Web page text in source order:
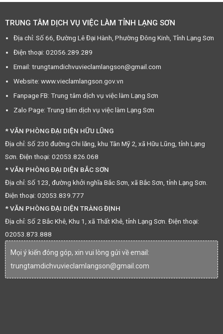
TRUNG TÂM DỊCH VỤ VIỆC LÀM TỈNH LẠNG SƠN
Địa chỉ: Số 66, Đường Lê Đại Hành, Phường Đông Kinh, Tỉnh Lạng Sơn
Điện thoại: 02056.289.289
Email: trungtamdichvuvieclamlangson@gmail.com
Website: www.vieclamlangson.gov.vn
Fanpage FB: Trung tâm dịch vụ việc làm Lạng Sơn
Zalo Page: Trung tâm dịch vụ việc làm Lạng Sơn
* VĂN PHÒNG ĐẠI DIỆN HỮU LŨNG
Địa chỉ: Số 230 đường Chi lăng, khu Tân Mỹ 2, xã Hữu Lũng, tỉnh Lạng
Sơn. Điện thoại: 02053.826.068
* VĂN PHÒNG ĐẠI DIỆN BẮC SƠN
Địa chỉ: Số 123, đường khởi nghĩa Bắc Sơn, xã Bắc Sơn, tỉnh Lạng Sơn.
Điện thoại: 02053.839.777
* VĂN PHÒNG ĐẠI DIỆN TRÀNG ĐỊNH
Địa chỉ: Số 2 Bắc Khê, Khu 1, xã Thất Khê, tỉnh Lạng Sơn. Điện thoại:
02053.873.888
Mọi ý kiến đóng góp, xin vui lòng gửi về email:
trungtamdichvuvieclamlangson@gmail.com